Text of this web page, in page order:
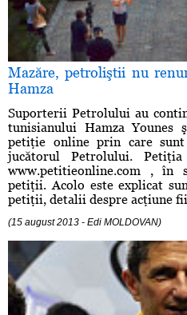
Mazăre, petroliştii nu
Hamza
Suporterii Petrolului au
tunisianului Hamza Younes
petiţie online prin care
jucătorul Petrolului.
www.petitieonline.com , în
petiţii. Acolo este explicat
petiţii, detalii despre acţiune
(15 august 2013 - Edi MOLDOVAN)